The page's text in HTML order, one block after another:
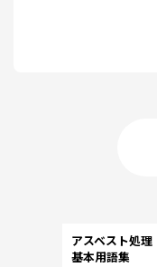
アスベスト処理
基本用語集